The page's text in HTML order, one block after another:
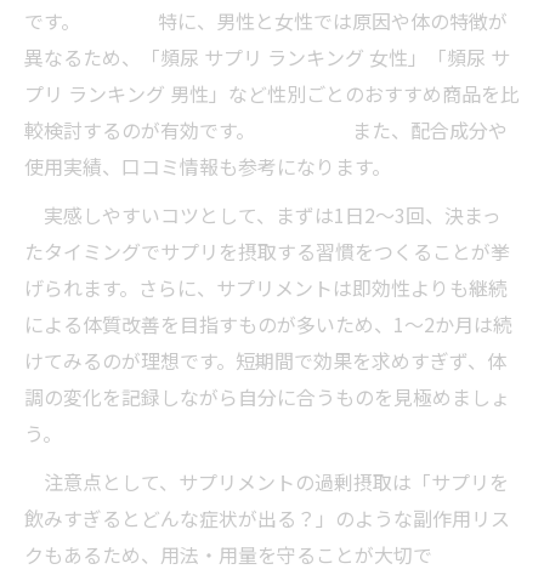
頻尿サプリメントのランキング比較と活用
ポイント
サプリメント選びで失敗しない頻尿対策の
ヒント
頻尿サプリメント利用者の口コミを活かす
方法
男性・女性向け頻尿サプリメントの違いと
選び方
サプリメント選びと生活リズムの見直しがカギ
頻尿サプリメント選びで重視したい成分ポ
生活リズムの整え方と頻尿サプリメント活
用法
頻尿サプリメントの効果を高める生活習慣
です。 特に、男性と女性では原因や体の特徴が
異なるため、「頻尿 サプリ ランキング 女性」「頻尿 サ
プリ ランキング 男性」など性別ごとのおすすめ商品を比
較検討するのが有効です。 また、配合成分や
使用実績、口コミ情報も参考になります。
実感しやすいコツとして、まずは1日2～3回、決まっ
たタイミングでサプリを摂取する習慣をつくることが挙
げられます。さらに、サプリメントは即効性よりも継続
による体質改善を目指すものが多いため、1～2か月は続
けてみるのが理想です。短期間で効果を求めすぎず、体
調の変化を記録しながら自分に合うものを見極めましょ
う。
注意点として、サプリメントの過剰摂取は「サプリを
飲みすぎるとどんな症状が出る？」のような副作用リス
クもあるため、用法・用量を守ることが大切で